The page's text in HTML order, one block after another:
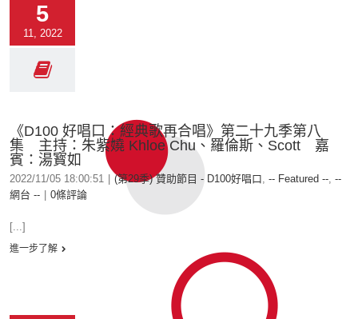
5
11, 2022
《D100 好唱口：經典歌再合唱》第二十九季第八
集 主持：朱紫嬈 Khloe Chu、羅倫斯、Scott 嘉
賓：湯寳如
2022/11/05 18:00:51 (第29季) 贊助節目 - D100好唱口, -- Featured --, --
網台 --
0條評論
[...]
進一步了解